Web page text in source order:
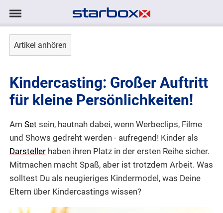
Navigation
Navigation
AGENTUR
MODELS
TALENTE
KONTAKT
DE |
Artikel anhören
Kindercasting: Großer Auftritt
für kleine Persönlichkeiten!
Am Set sein, hautnah dabei, wenn Werbeclips, Filme
und Shows gedreht werden - aufregend! Kinder als
Darstellerhaben ihren Platz in der ersten Reihe sicher.
Mitmachen macht Spaß, aber ist trotzdem Arbeit. Was
solltest Du als neugieriges Kindermodel, was Deine
Eltern über Kindercastings wissen?